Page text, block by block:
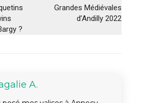
?
Grandes Médiévales
d’Andilly 2022
A.